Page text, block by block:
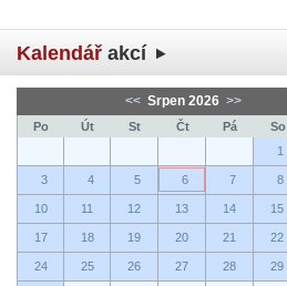
Kalendář akcí
<< Srpen 2026 >>
Po Út St Čt Pá So
1
3 4 5 6 7 8
10 11 12 13 14 15
17 18 19 20 21 22
24 25 26 27 28 29